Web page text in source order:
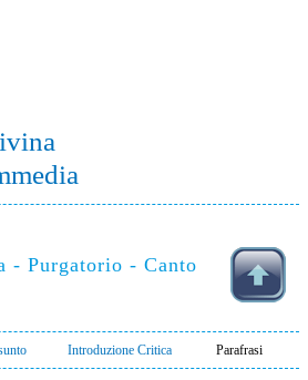
- Purgatorio - Canto
Introduzione Critica Parafrasi